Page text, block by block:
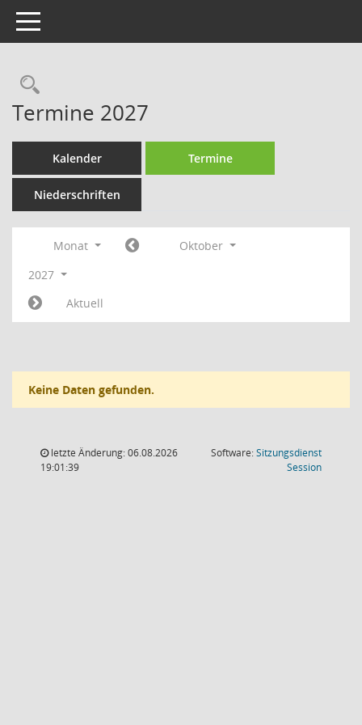
Toggle navigation
Rechercheauswahl
Termine 2027
Kalender Termine
Niederschriften
Monat
Oktober
2027
Aktuell
Keine Daten gefunden.
letzte Änderung: 06.08.2026
19:01:39
Software:Sitzungsdienst
Session(Wird in